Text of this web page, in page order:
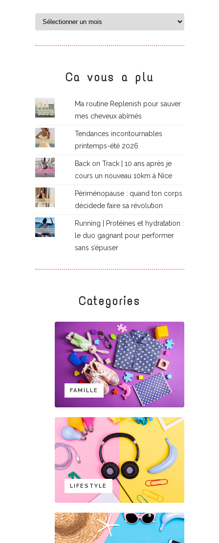
Ca vous a plu
Ma routine Replenish pour sauver
mes cheveux abîmés
Tendances incontournables
printemps-été 2026
Back on Track | 10 ans après je
cours un nouveau 10km à Nice
Périménopause : quand ton corps
décidede faire sa révolution
Running | Protéines et hydratation :
le duo gagnant pour performer
sans s’épuiser
Categories
FAMILLE
LIFESTYLE